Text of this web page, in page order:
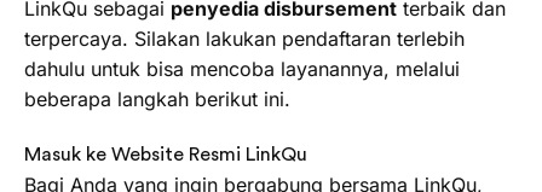
LinkQu sebagai penyedia disbursement terbaik dan
terpercaya. Silakan lakukan pendaftaran terlebih
dahulu untuk bisa mencoba layanannya, melalui
beberapa langkah berikut ini.
Masuk ke Website Resmi LinkQu
Bagi Anda yang ingin bergabung bersama LinkQu,